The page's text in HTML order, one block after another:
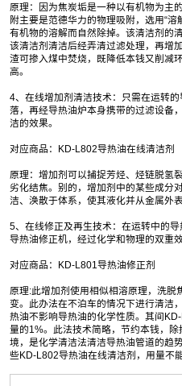
原理：因为焦炭垢是一种以有机物为主
附主要是范德华力的物理吸附，选用“
有机物的溶解而自然除掉。该清洁剂的
该清洁剂清洁后经弄清过滤处理，再增
渣可掺入煤中焚烧，既降低本钱又削减
高。
4、在线增加剂清洁技术：只需在运转
落，再经导热油炉本身携带的过滤设备
洁的效果。
对应商品：KD-L802导热油在线清洁剂
原理：增加剂可以捕捉芳烃、烃链脱氢
劣化结焦。别的，增加剂中的某些成分
洁、涣散于体系，使其液化并从金属外表
5、在线修正及再生技术：在运转中的
导热油修正机，经过化学和物理的双重
对应商品：KD-L801导热油修正剂
原理:此增加剂使用相似相溶原理，洗
变。此办法在不泊车的情况下进行清
热油不影响导热油的化学性质。其间
量的1%。此法技术简略，节约本钱，
境，是化学清洁法清洁导热油管道的趋
些KD-L802导热油在线清洁剂，用量不